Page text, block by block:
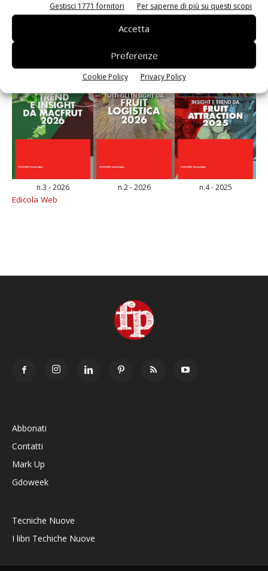
Gestisci 1771 fornitori Per saperne di più su questi scopi
Accetta
Preferenze
Cookie Policy Privacy Policy
n.3 - 2026 n.2 - 2026 n.4 - 2025
Edicola Web
Abbonati
Contatti
Mark Up
Gdoweek
Tecniche Nuove
I libri Techiche Nuove